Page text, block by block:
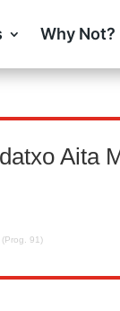
Why Not?
Aita
(Prog. 91)